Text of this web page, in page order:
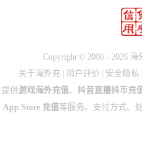
Copyright © 2006 - 2026 海
关于海外充 | 用户评价 | 安全隐私
提供游戏海外充值、 抖音直播抖币充
App Store 充值等服务。支付方式、